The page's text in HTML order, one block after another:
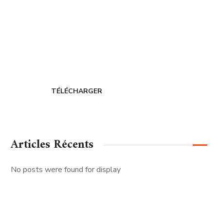
TÉLÉCHARGER
Articles Récents
No posts were found for display